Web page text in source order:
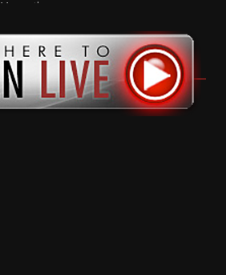
11 months ago